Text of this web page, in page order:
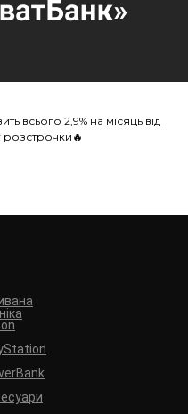
всього 2,9% на місяць від
розстрочки🔥